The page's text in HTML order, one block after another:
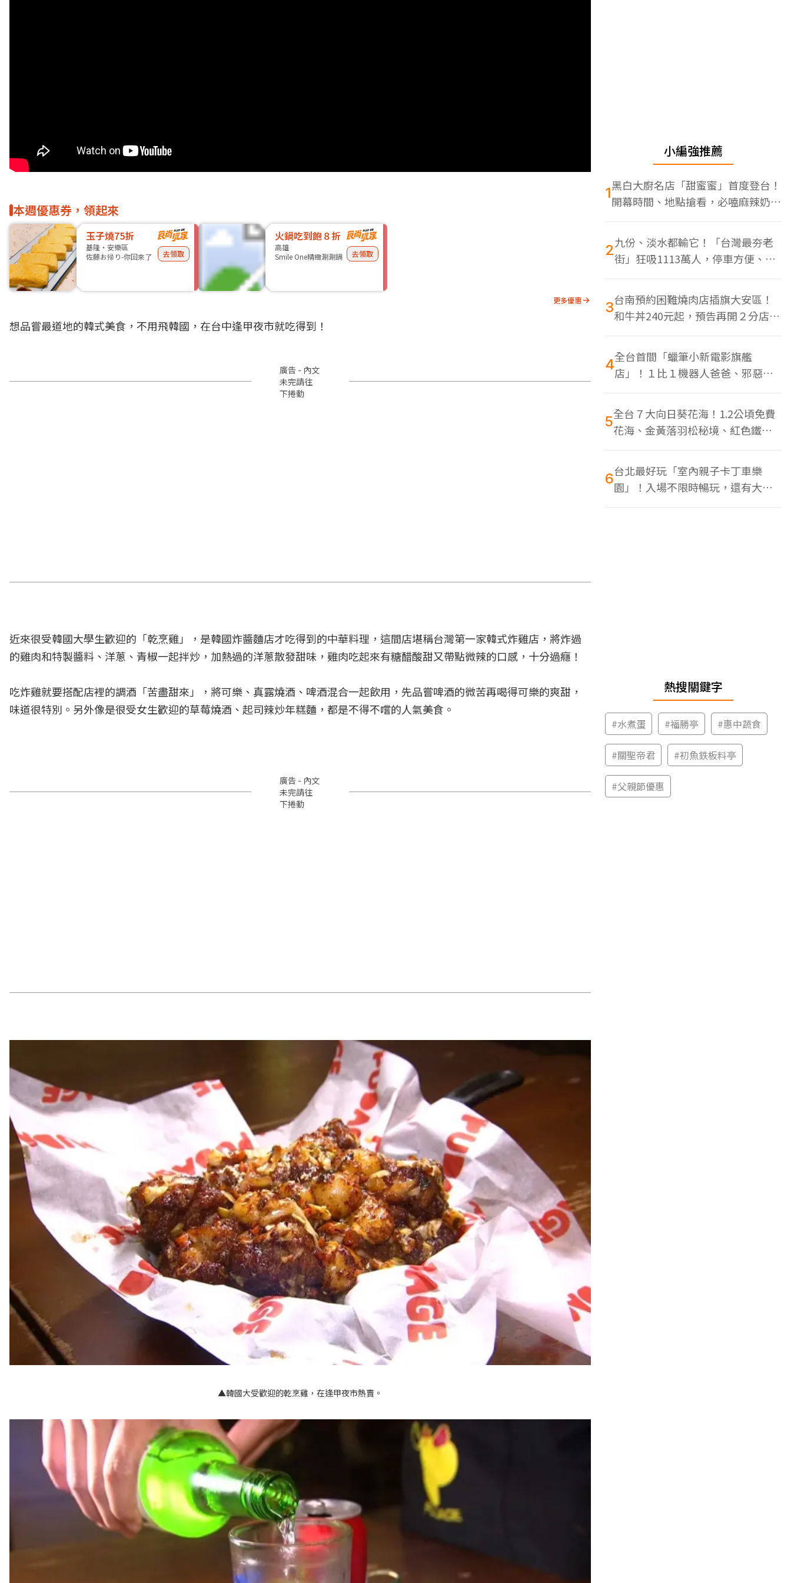
本週優惠券，領起來
玉子燒75折
基隆・安樂區
佐藤お帰り-你回來了
去領取
火鍋吃到飽８折
高雄
Smile One精緻涮涮鍋
去領取
更多優惠
想品嘗最道地的韓式美食，不用飛韓國，在台中逢甲夜市就吃得到！
廣告 - 內文
未完請往
下捲動
近來很受韓國大學生歡迎的「乾烹雞」，是韓國炸醬麵店才吃得到的中華料理，這間店堪稱台灣第一家韓式炸雞店，將炸過
的雞肉和特製醬料、洋蔥、青椒一起拌炒，加熱過的洋蔥散發甜味，雞肉吃起來有糖醋酸甜又帶點微辣的口感，十分過癮！
吃炸雞就要搭配店裡的調酒「苦盡甜來」，將可樂、真露燒酒、啤酒混合一起飲用，先品嘗啤酒的微苦再喝得可樂的爽甜，
味道很特別。另外像是很受女生歡迎的草莓燒酒、起司辣炒年糕麵，都是不得不嚐的人氣美食。
廣告 - 內文
未完請往
下捲動
▲韓國大受歡迎的乾烹雞，在逢甲夜市熱賣。
小編強推薦
1黑白大廚名店「甜蜜蜜」首度登台！
開幕時間、地點搶看，必嗑麻辣奶油
蝦
2九份、淡水都輸它！「台灣最夯老
街」狂吸1113萬人，停車方便、特
色美食多
3台南預約困難燒肉店插旗大安區！
和牛丼240元起，預告再開２分店、
地點曝光
4全台首間「蠟筆小新電影旗艦
店」！１比１機器人爸爸、邪惡正
男，百款周邊買翻
5全台７大向日葵花海！1.2公頃免費
花海、金黃落羽松秘境、紅色鐵橋
同框
6台北最好玩「室內親子卡丁車樂
園」！入場不限時暢玩，還有大螢
幕Switch遊戲區
熱搜關鍵字
#水煮蛋 #福勝亭 #惠中蔬食
#關聖帝君 #初魚鉄板料亭
#父親節優惠